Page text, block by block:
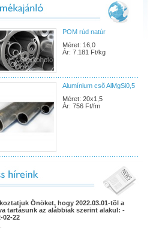
POM rúd natúr
Méret: 16,0
Ár: 7.181 Ft/kg
Alumínium csõ AlMgSi0,5
Méret: 20x1,5
Ár: 756 Ft/fm
Önöket, hogy 2022.03.01-tõl a
tartásunk az alábbiak szerint alakul: -
02-22